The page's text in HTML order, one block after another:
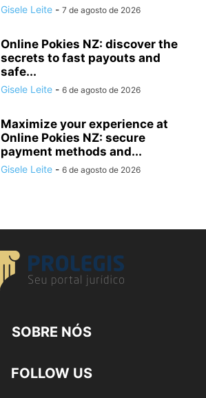
Gisele Leite - 7 de agosto de 2026
Online Pokies NZ: discover the
secrets to fast payouts and
safe...
Gisele Leite - 6 de agosto de 2026
Maximize your experience at
Online Pokies NZ: secure
payment methods and...
Gisele Leite - 6 de agosto de 2026
SOBRE NÓS
FOLLOW US